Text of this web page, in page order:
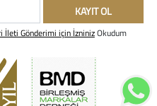
KAYIT OL
İleti Gönderimi için İzninizOkudum